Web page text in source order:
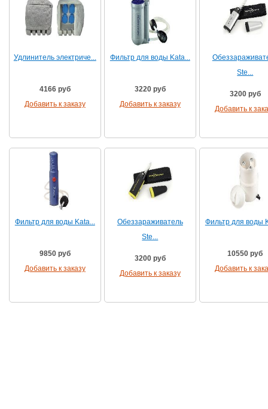
Удлинитель электриче...
4166 руб
Добавить к заказу
Фильтр для воды Kata...
3220 руб
Добавить к заказу
Ste...
3200 руб
Добавить к
Фильтр для воды Kata...
9850 руб
Добавить к заказу
Обеззараживатель
Ste...
3200 руб
Добавить к заказу
Фильтр для воды
10550 руб
Добавить к